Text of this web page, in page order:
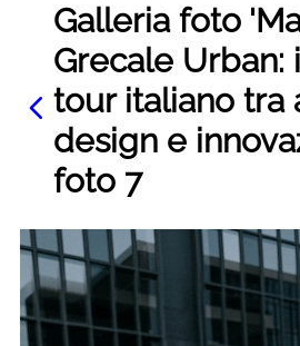
Galleria foto
Grecale Urban:
tour italiano tra
design e
foto 7